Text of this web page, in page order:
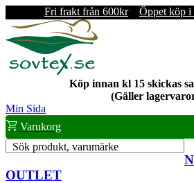
Fri frakt från 600kr Öppet köp i
Köp innan kl 15 skickas
(Gäller
Min Sida
Varukorg
Sök produkt, varumärke
OUTLET